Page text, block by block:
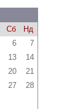
Сб
Нд
6
7
13
14
20
21
27
28